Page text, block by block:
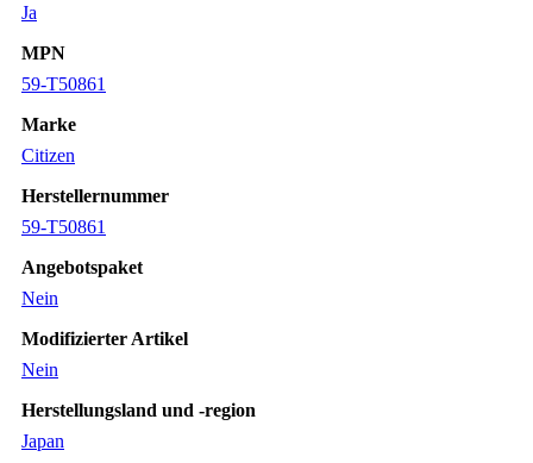
Ja
MPN
59-T50861
Marke
Citizen
Herstellernummer
59-T50861
Angebotspaket
Nein
Modifizierter Artikel
Nein
Herstellungsland und -region
Japan